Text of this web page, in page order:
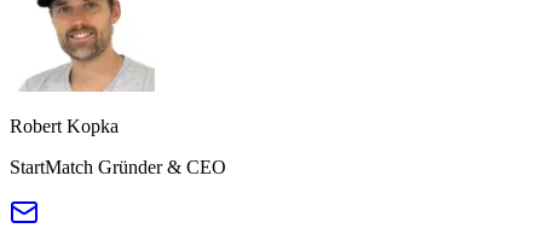
Robert Kopka
StartMatch Gründer & CEO